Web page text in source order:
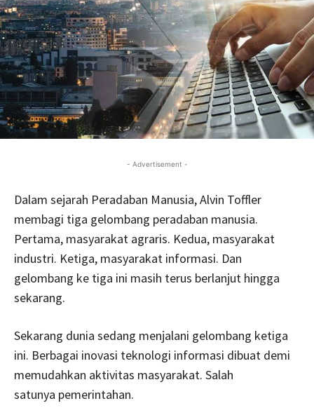
- Advertisement -
Dalam sejarah Peradaban Manusia, Alvin Toffler
membagi tiga gelombang peradaban manusia.
Pertama, masyarakat agraris. Kedua, masyarakat
industri. Ketiga, masyarakat informasi. Dan
gelombang ke tiga ini masih terus berlanjut hingga
sekarang.
Sekarang dunia sedang menjalani gelombang ketiga
ini. Berbagai inovasi teknologi informasi dibuat demi
memudahkan aktivitas masyarakat. Salah
satunya pemerintahan.